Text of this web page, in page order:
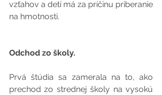
vzťahov a detí má za príčinu priberanie
na hmotnosti.
Odchod zo školy.
Prvá štúdia sa zamerala na to, ako
prechod zo strednej školy na vysokú